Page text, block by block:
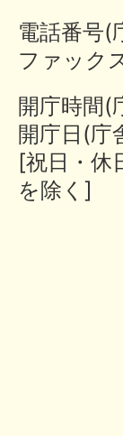
電話番号
ファック
開庁時間(
開庁日(庁
[祝日・休
を除く]